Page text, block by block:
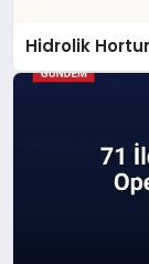
Hidrolik